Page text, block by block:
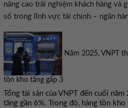
nâng cao trải nghiệm khách hàng và
số trong lĩnh vực tài chính – ngân
Năm 2025, VNPT
tồn kho tăng gấp 3
Tổng tài sản của VNPT đến cuối
tăng gần 6%. Trong đó, hàng tồn